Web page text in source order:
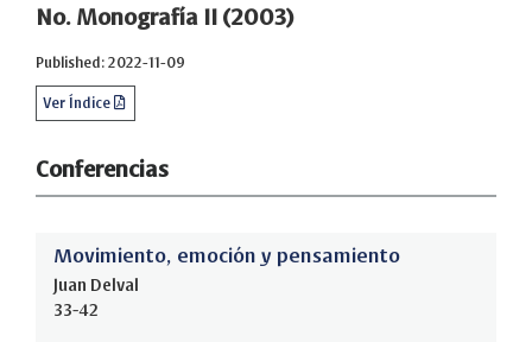
No. Monografía II (2003)
Published: 2022-11-09
Ver Índice
Conferencias
Movimiento, emoción y pensamiento
Juan Delval
33-42